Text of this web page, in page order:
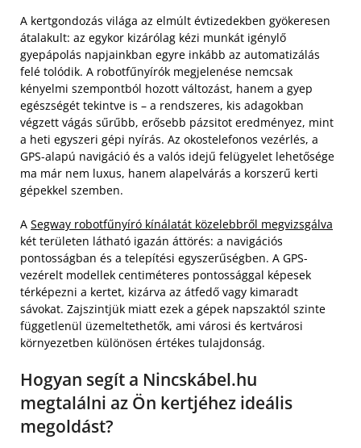
A kertgondozás világa az elmúlt évtizedekben gyökeresen
átalakult: az egykor kizárólag kézi munkát igénylő
gyepápolás napjainkban egyre inkább az automatizálás
felé tolódik. A robotfűnyírók megjelenése nemcsak
kényelmi szempontból hozott változást, hanem a gyep
egészségét tekintve is – a rendszeres, kis adagokban
végzett vágás sűrűbb, erősebb pázsitot eredményez, mint
a heti egyszeri gépi nyírás. Az okostelefonos vezérlés, a
GPS-alapú navigáció és a valós idejű felügyelet lehetősége
ma már nem luxus, hanem alapelvárás a korszerű kerti
gépekkel szemben.
A Segway robotfűnyíró kínálatát közelebbről megvizsgálva
két területen látható igazán áttörés: a navigációs
pontosságban és a telepítési egyszerűségben. A GPS-
vezérelt modellek centiméteres pontossággal képesek
térképezni a kertet, kizárva az átfedő vagy kimaradt
sávokat. Zajszintjük miatt ezek a gépek napszaktól szinte
függetlenül üzemeltethetők, ami városi és kertvárosi
környezetben különösen értékes tulajdonság.
Hogyan segít a Nincskábel.hu
megtalálni az Ön kertjéhez ideális
megoldást?